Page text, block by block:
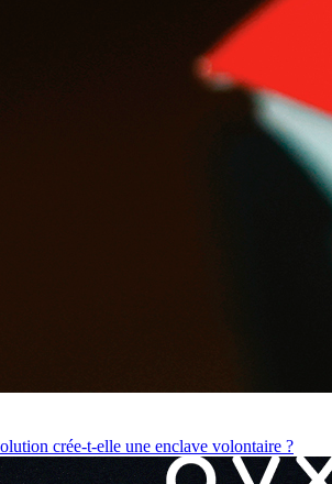
crée-t-elle une enclave volontaire ?